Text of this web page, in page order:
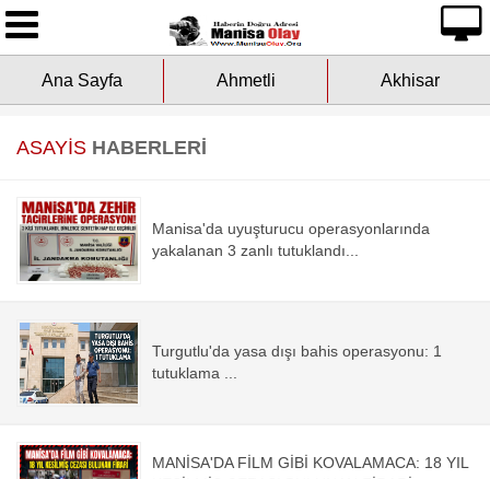
Yazarlarımız
Asayiş
Dünya
Ekonomi
Kültür-Sanat
Ana Sayfa Ahmetli Akhisar
ASAYİS HABERLERİ
Manisa'da uyuşturucu operasyonlarında
yakalanan 3 zanlı tutuklandı...
Turgutlu'da yasa dışı bahis operasyonu: 1
tutuklama ...
MANİSA'DA FİLM GİBİ KOVALAMACA: 18 YIL